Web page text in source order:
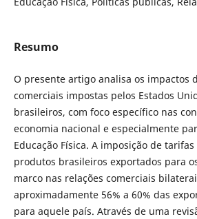
Resumo
O presente artigo analisa os impactos
comerciais impostas pelos Estados
brasileiros, com foco específico nas
economia nacional e especialmente
Educação Física. A imposição de
produtos brasileiros exportados para
marco nas relações comerciais
aproximadamente 56% a 60% das
para aquele país. Através de uma